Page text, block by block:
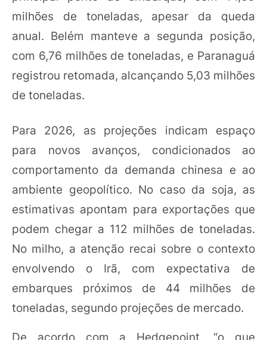
milhões de toneladas, apesar da queda
anual. Belém manteve a segunda posição,
com 6,76 milhões de toneladas, e Paranaguá
registrou retomada, alcançando 5,03 milhões
de toneladas.
Para 2026, as projeções indicam espaço
para novos avanços, condicionados ao
comportamento da demanda chinesa e ao
ambiente geopolítico. No caso da soja, as
estimativas apontam para exportações que
podem chegar a 112 milhões de toneladas.
No milho, a atenção recai sobre o contexto
envolvendo o Irã, com expectativa de
embarques próximos de 44 milhões de
toneladas, segundo projeções de mercado.
De acordo com a Hedgepoint, “o que